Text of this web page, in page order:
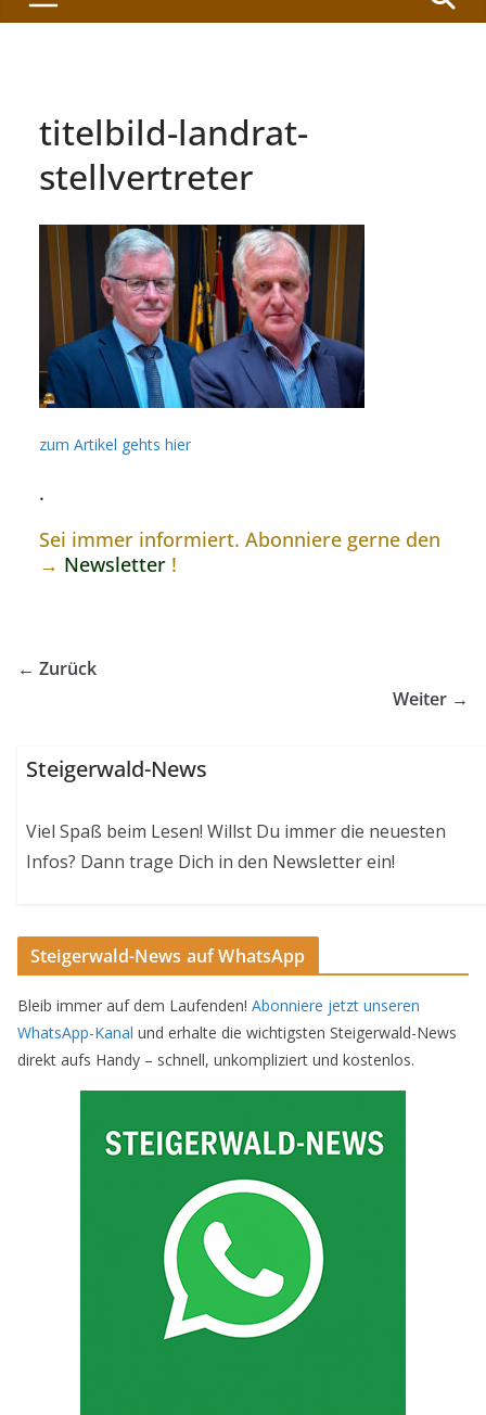
titelbild-landrat-
stellvertreter
zum Artikel gehts hier
.
Sei immer informiert. Abonniere gerne den
→ Newsletter !
← Zurück
Weiter →
Steigerwald-News
Viel Spaß beim Lesen! Willst Du immer die neuesten
Infos? Dann trage Dich in den Newsletter ein!
Steigerwald-News auf WhatsApp
Bleib immer auf dem Laufenden! Abonniere jetzt unseren
WhatsApp-Kanal und erhalte die wichtigsten Steigerwald-News
direkt aufs Handy – schnell, unkompliziert und kostenlos.